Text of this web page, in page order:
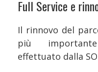
Full Service e
Il rinnovo del
più
effettuato dalla